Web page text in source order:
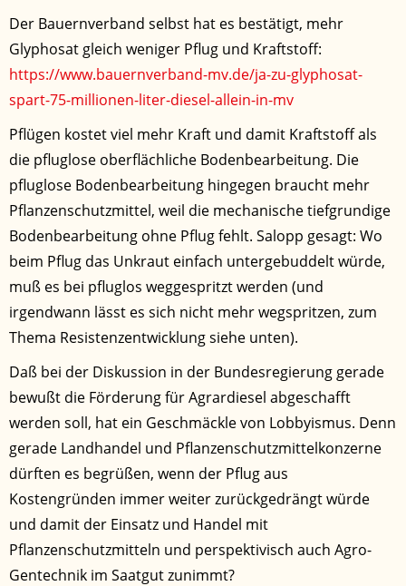
Der Bauernverband selbst hat es bestätigt, mehr
Glyphosat gleich weniger Pflug und Kraftstoff:
https://www.bauernverband-mv.de/ja-zu-glyphosat-
spart-75-millionen-liter-diesel-allein-in-mv
Pflügen kostet viel mehr Kraft und damit Kraftstoff als
die pfluglose oberflächliche Bodenbearbeitung. Die
pfluglose Bodenbearbeitung hingegen braucht mehr
Pflanzenschutzmittel, weil die mechanische tiefgrundige
Bodenbearbeitung ohne Pflug fehlt. Salopp gesagt: Wo
beim Pflug das Unkraut einfach untergebuddelt würde,
muß es bei pfluglos weggespritzt werden (und
irgendwann lässt es sich nicht mehr wegspritzen, zum
Thema Resistenzentwicklung siehe unten).
Daß bei der Diskussion in der Bundesregierung gerade
bewußt die Förderung für Agrardiesel abgeschafft
werden soll, hat ein Geschmäckle von Lobbyismus. Denn
gerade Landhandel und Pflanzenschutzmittelkonzerne
dürften es begrüßen, wenn der Pflug aus
Kostengründen immer weiter zurückgedrängt würde
und damit der Einsatz und Handel mit
Pflanzenschutzmitteln und perspektivisch auch Agro-
Gentechnik im Saatgut zunimmt?